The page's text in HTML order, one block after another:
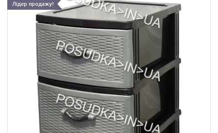
Лідер продажу!